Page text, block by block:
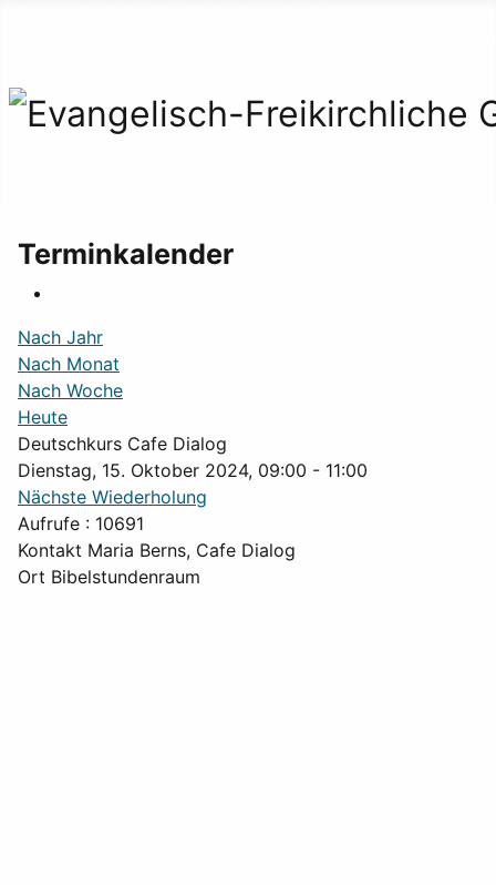
Terminkalender
Nach Jahr
Nach Monat
Nach Woche
Heute
Deutschkurs Cafe Dialog
Dienstag, 15. Oktober 2024, 09:00 - 11:00
Nächste Wiederholung
Aufrufe : 10691
Kontakt Maria Berns, Cafe Dialog
Ort Bibelstundenraum